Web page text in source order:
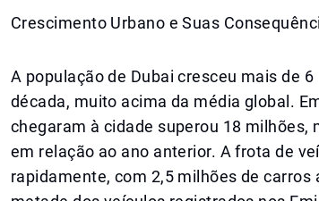
Crescimento Urbano e Suas
A população de Dubai cresceu mais de
década, muito acima da média global.
chegaram à cidade superou 18
em relação ao ano anterior. A frota de
rapidamente, com 2,5 milhões de